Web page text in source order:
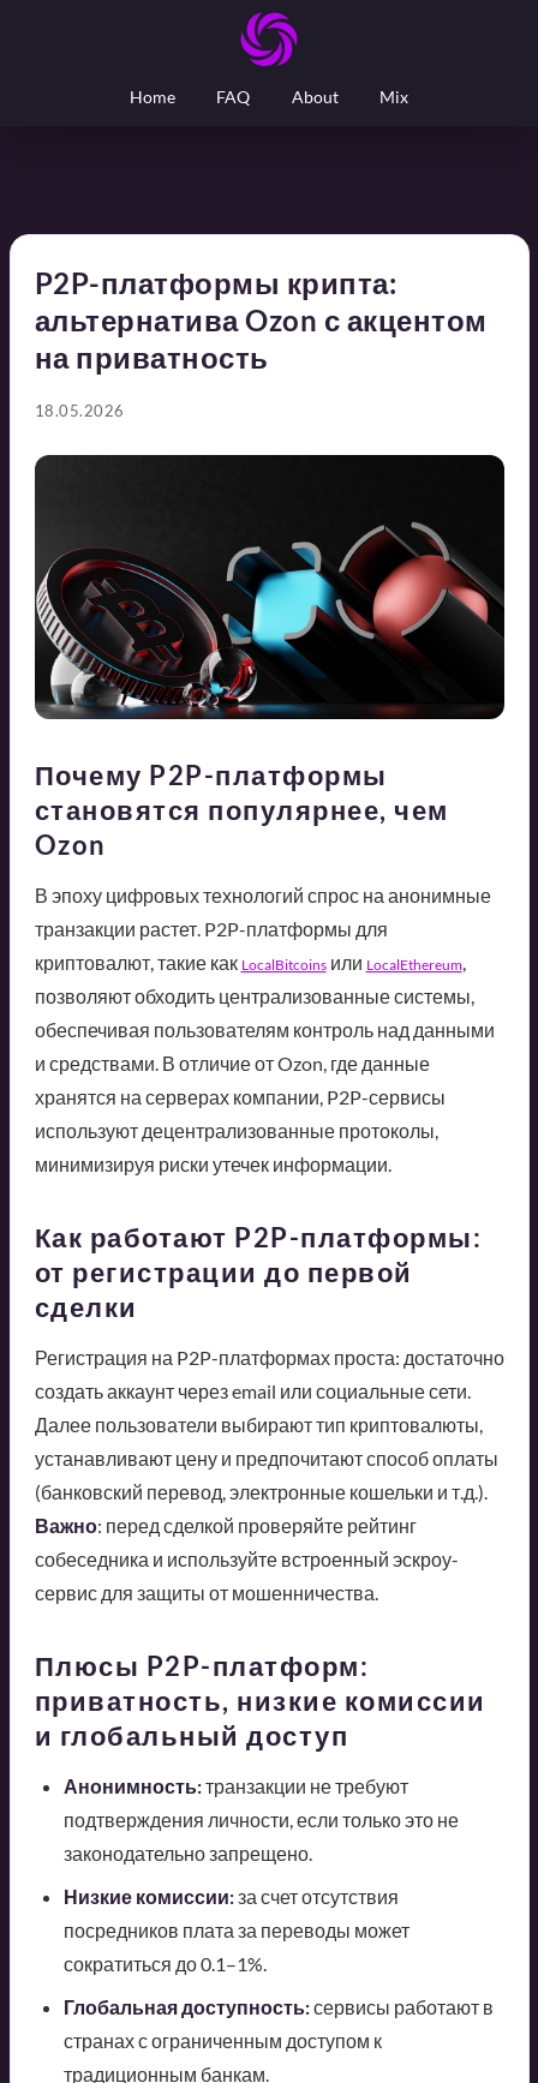
Home FAQ About Mix
P2P-платформы крипта:
альтернатива Ozon с акцентом
на приватность
18.05.2026
Почему P2P-платформы
становятся популярнее, чем
Ozon
В эпоху цифровых технологий спрос на анонимные
транзакции растет. P2P-платформы для
криптовалют, такие как LocalBitcoinsили LocalEthereum,
позволяют обходить централизованные системы,
обеспечивая пользователям контроль над данными
и средствами. В отличие от Ozon, где данные
хранятся на серверах компании, P2P-сервисы
используют децентрализованные протоколы,
минимизируя риски утечек информации.
Как работают P2P-платформы:
от регистрации до первой
сделки
Регистрация на P2P-платформах проста: достаточно
создать аккаунт через email или социальные сети.
Далее пользователи выбирают тип криптовалюты,
устанавливают цену и предпочитают способ оплаты
(банковский перевод, электронные кошельки и т.д.).
Важно: перед сделкой проверяйте рейтинг
собеседника и используйте встроенный эскроу-
сервис для защиты от мошенничества.
Плюсы P2P-платформ:
приватность, низкие комиссии
и глобальный доступ
Анонимность:транзакции не требуют
подтверждения личности, если только это не
законодательно запрещено.
Низкие комиссии:за счет отсутствия
посредников плата за переводы может
сократиться до 0.1–1%.
Глобальная доступность:сервисы работают в
странах с ограниченным доступом к
традиционным банкам.